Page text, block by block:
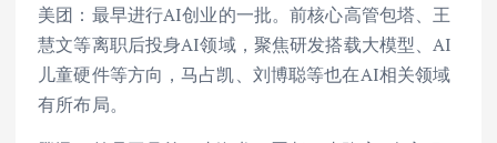
美团：最早进行AI创业的一批。前核心高管包塔、王
慧文等离职后投身AI领域，聚焦研发搭载大模型、AI
儿童硬件等方向，马占凯、刘博聪等也在AI相关领域
有所布局。